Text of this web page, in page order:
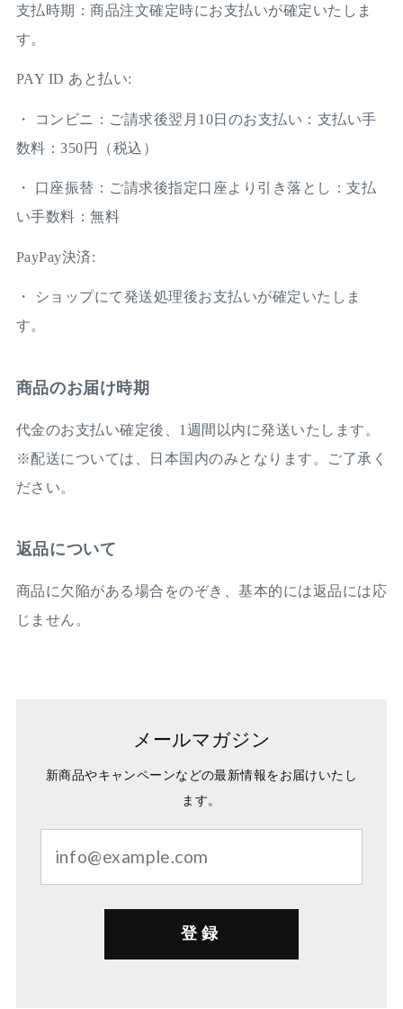
支払時期：商品注文確定時にお支払いが確定いたしま
す。
PAY ID あと払い:
・ コンビニ：ご請求後翌月10日のお支払い：支払い手
数料：350円（税込）
・ 口座振替：ご請求後指定口座より引き落とし：支払
い手数料：無料
PayPay決済:
・ ショップにて発送処理後お支払いが確定いたしま
す。
商品のお届け時期
代金のお支払い確定後、1週間以内に発送いたします。
※配送については、日本国内のみとなります。ご了承く
ださい。
返品について
商品に欠陥がある場合をのぞき、基本的には返品には応
じません。
メールマガジン
新商品やキャンペーンなどの最新情報をお届けいたし
ます。
登録